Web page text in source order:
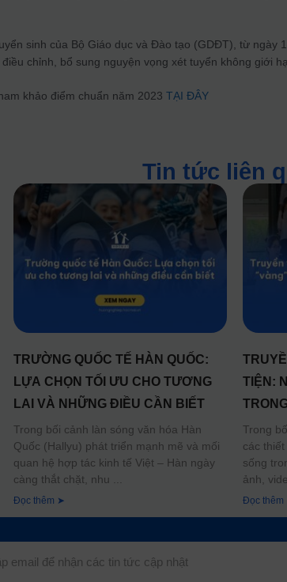
sinh của Bộ Giáo dục và Đào tạo (GDĐT), từ ngày
chỉnh, bổ sung nguyện vọng xét tuyển không giới
khảo điểm chuẩn năm 2023TẠI ĐÂY
Tin tức liên
TRƯỜNG QUỐC TẾ HÀN QUỐC:
LỰA CHỌN TỐI ƯU CHO TƯƠNG
LAI VÀ NHỮNG ĐIỀU CẦN BIẾT
Trong bối cảnh làn sóng văn hóa Hàn
Quốc (Hallyu) phát triển mạnh mẽ và mối
quan hệ hợp tác kinh tế Việt – Hàn ngày
càng thắt chặt, nhu
Đọc thêm ➤
TIỆN:
LAI
Trong
các
sống
ảnh,
Đọc thêm